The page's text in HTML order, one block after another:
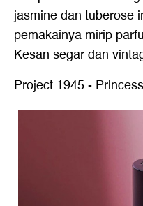
jasmine dan tuberose
pemakainya mirip
Kesan segar dan
Project 1945 -